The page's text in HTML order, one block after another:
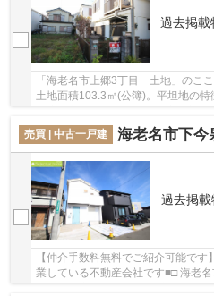
過去掲載
「海老名市上郷3丁目 土地」のこ
土地面積103.3㎡(公簿)。平坦地の
売買 | 中古一戸建
海老名市下今泉3丁目 新
過去掲載
【仲介手数料無料でご紹介可能で
業している不動産会社です■□ 海老
「海老名市下今泉3丁目 新築戸建